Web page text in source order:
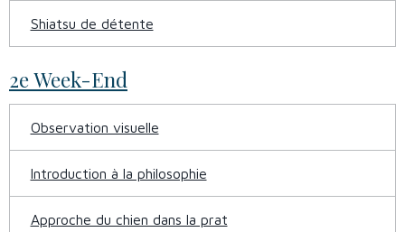
Shiatsu de détente
2e Week-End
Observation visuelle
Introduction à la philosophie
Approche du chien dans la prat